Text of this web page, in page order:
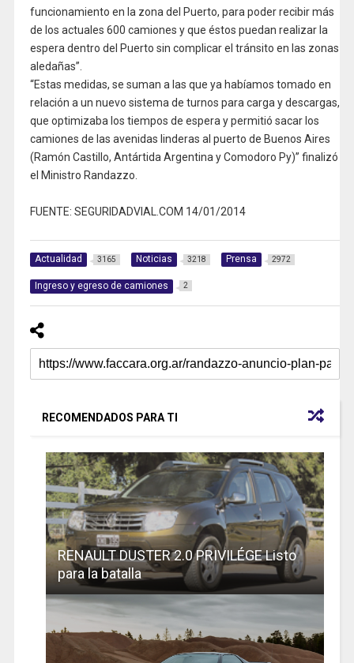
funcionamiento en la zona del Puerto, para poder recibir más
de los actuales 600 camiones y que éstos puedan realizar la
espera dentro del Puerto sin complicar el tránsito en las zonas
aledañas”.
“Estas medidas, se suman a las que ya habíamos tomado en
relación a un nuevo sistema de turnos para carga y descargas,
que optimizaba los tiempos de espera y permitió sacar los
camiones de las avenidas linderas al puerto de Buenos Aires
(Ramón Castillo, Antártida Argentina y Comodoro Py)” finalizó
el Ministro Randazzo.
FUENTE: SEGURIDADVIAL.COM 14/01/2014
Actualidad 3165 Noticias 3218 Prensa 2972
Ingreso y egreso de camiones 2
RECOMENDADOS PARA TI
RENAULT DUSTER 2.0 PRIVILÉGE Listo
para la batalla